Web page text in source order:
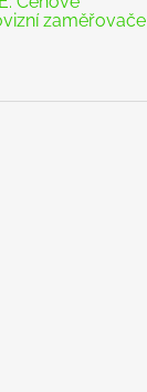
zaměřovače